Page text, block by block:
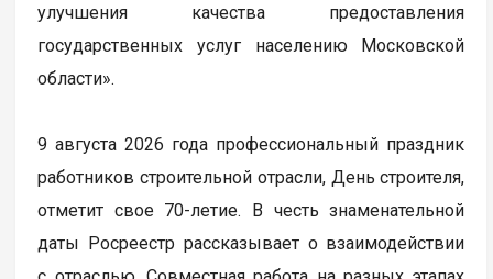
улучшения качества предоставления
государственных услуг населению Московской
области».
9 августа 2026 года профессиональный праздник
работников строительной отрасли, День строителя,
отметит свое 70-летие. В честь знаменательной
даты Росреестр рассказывает о взаимодействии